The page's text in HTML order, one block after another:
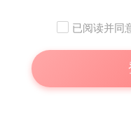
已阅读并同